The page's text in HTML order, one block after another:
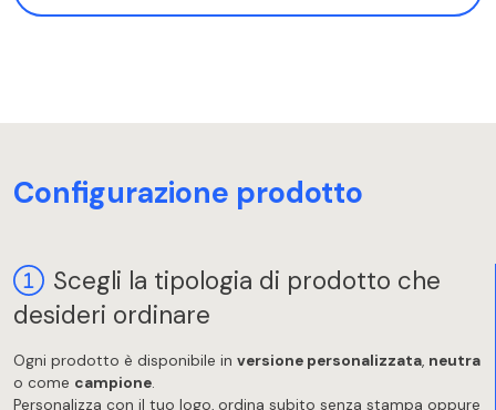
Configurazione prodotto
Scegli la tipologia di prodotto che
desideri ordinare
Ogni prodotto è disponibile in versione personalizzata, neutra
o come campione.
Personalizza con il tuo logo, ordina subito senza stampa oppure